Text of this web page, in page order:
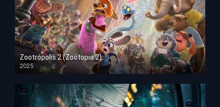
Zootrópolis 2 (Zootopia 2)
2025
HD 1080p